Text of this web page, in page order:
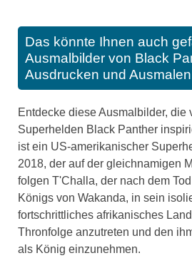
Das könnte Ihnen auch
Ausmalbilder von Black
Ausdrucken und
Entdecke diese Ausmalbilder, die
Superhelden Black Panther
ist ein US-amerikanischer
2018, der auf der gleichnamigen
folgen T'Challa, der nach dem
Königs von Wakanda, in sein
fortschrittliches afrikanisches
Thronfolge anzutreten und den
als König einzunehmen.